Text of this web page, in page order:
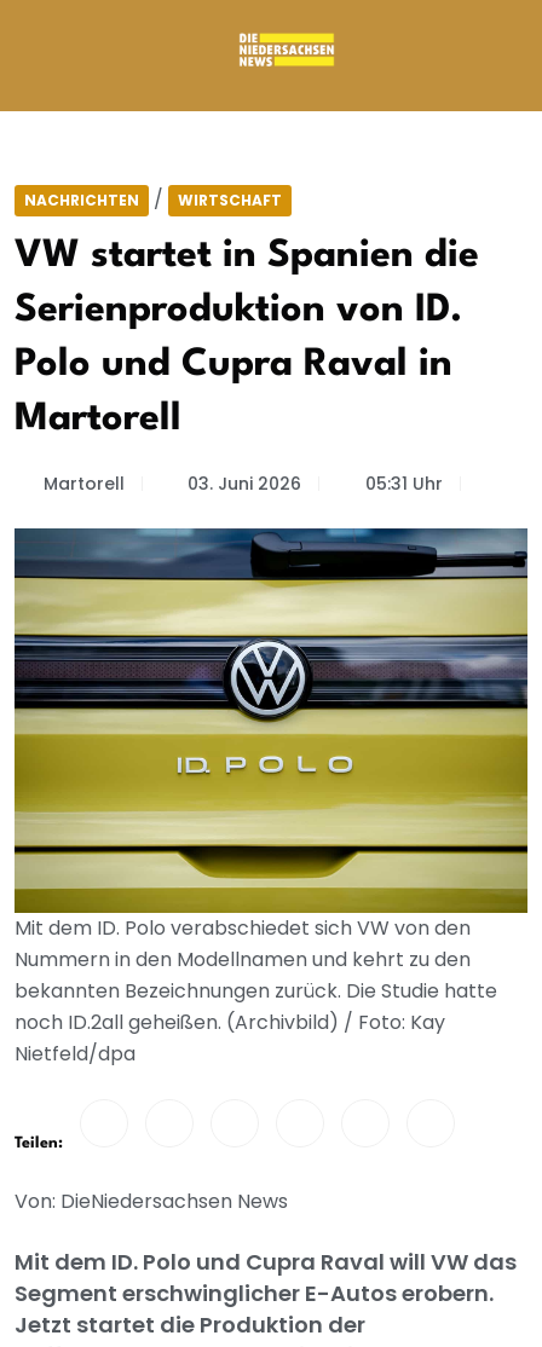
NACHRICHTEN / WIRTSCHAFT
VW startet in Spanien die
Serienproduktion von ID.
Polo und Cupra Raval in
Martorell
Martorell 03. Juni 2026 05:31 Uhr
Mit dem ID. Polo verabschiedet sich VW von den
Nummern in den Modellnamen und kehrt zu den
bekannten Bezeichnungen zurück. Die Studie hatte
noch ID.2all geheißen. (Archivbild) / Foto: Kay
Nietfeld/dpa
Teilen:
Von: DieNiedersachsen News
Mit dem ID. Polo und Cupra Raval will VW das
Segment erschwinglicher E-Autos erobern.
Jetzt startet die Produktion der